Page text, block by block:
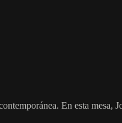
En esta mesa,